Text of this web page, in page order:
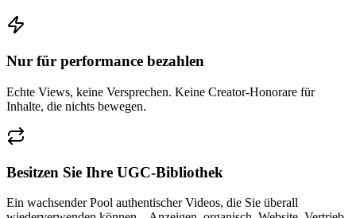
Nur für performance bezahlen
Echte Views, keine Versprechen. Keine Creator-Honorare für
Inhalte, die nichts bewegen.
Besitzen Sie Ihre UGC-Bibliothek
Ein wachsender Pool authentischer Videos, die Sie überall